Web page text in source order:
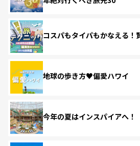
コスパもタイパもかなえる！
地球の歩き方♥偏愛ハワイ
今年の夏はインスパイアへ！